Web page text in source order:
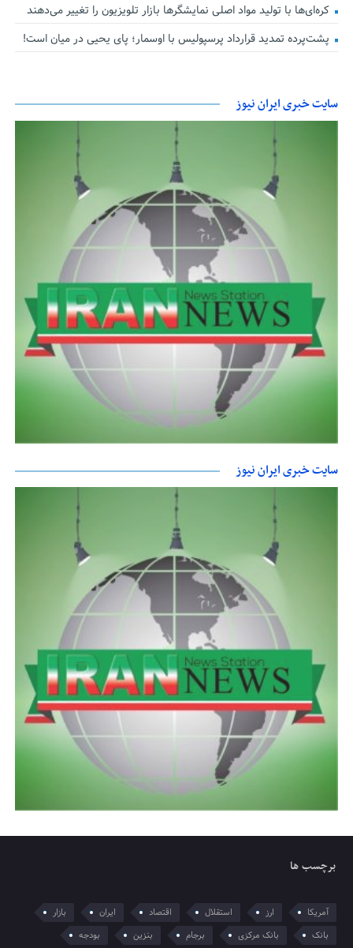
کره‌ای‌ها با تولید مواد اصلی نمایشگرها بازار تلویزیون را تغییر می‌دهند
پشت‌پرده تمدید قرارداد پرسپولیس با اوسمار؛ پای یحیی در میان است!
سایت خبری ایران نیوز
سایت خبری ایران نیوز
برچسب ها
آمریکا ارز استقلال اقتصاد ایران
بازار
بانک
بانک مرکزی برجام بنزین بودجه